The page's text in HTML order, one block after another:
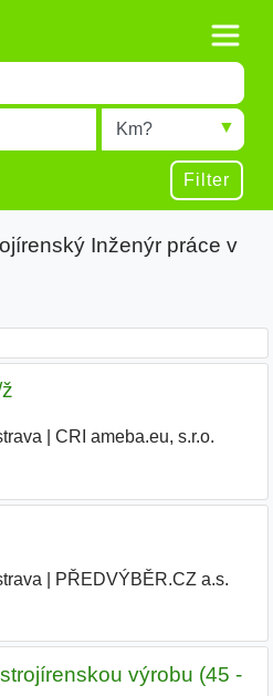
results.
results.
Radius
Filter
Inženýr práce v
CRI ameba.eu, s.r.o.
PŘEDVÝBĚR.CZ a.s.
výrobu (45 -